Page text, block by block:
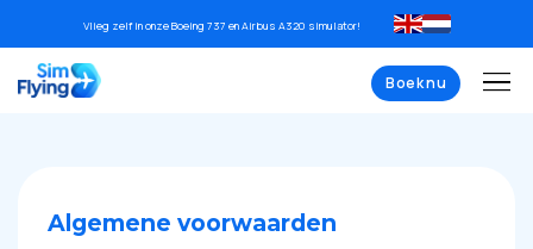
naar
inhoud
Vlieg zelf in onze Boeing 737 en Airbus A320 simulator!
Boek nu
Algemene voorwaarden